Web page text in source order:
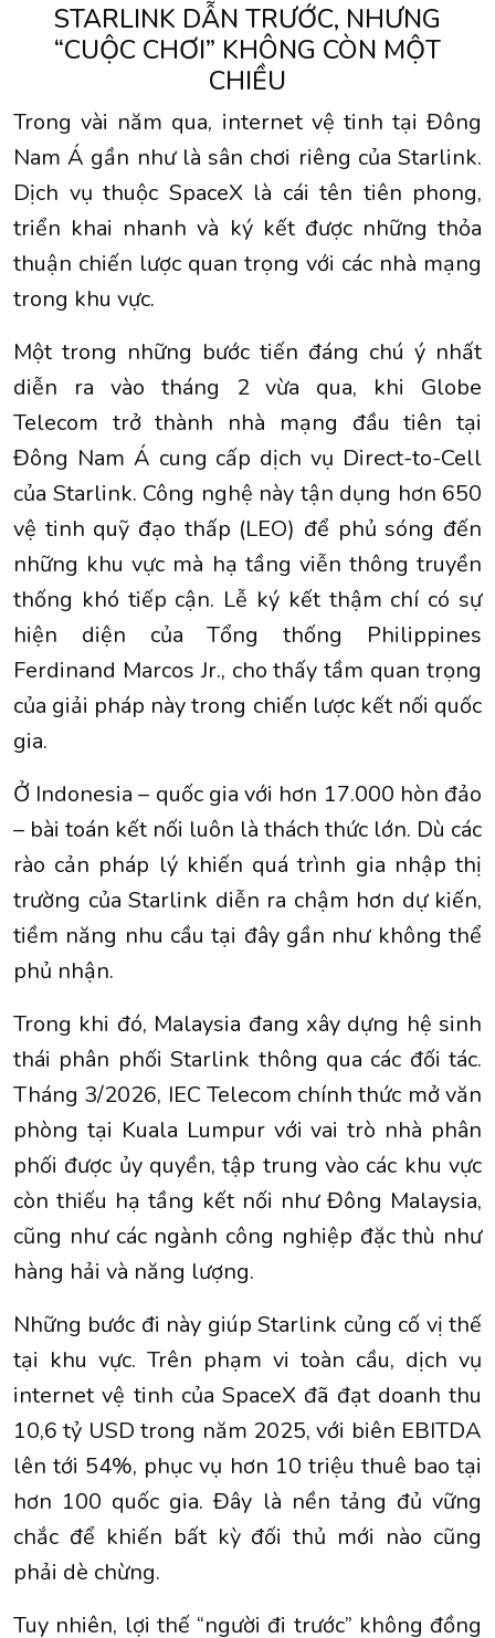
STARLINK DẪN TRƯỚC, NHƯNG
“CUỘC CHƠI” KHÔNG CÒN MỘT
CHIỀU
Trong vài năm qua, internet vệ tinh tại Đông
Nam Á gần như là sân chơi riêng của Starlink.
Dịch vụ thuộc SpaceXlà cái tên tiên phong,
triển khai nhanh và ký kết được những thỏa
thuận chiến lược quan trọng với các nhà mạng
trong khu vực.
Một trong những bước tiến đáng chú ý nhất
diễn ra vào tháng 2 vừa qua, khi Globe
Telecom trở thành nhà mạng đầu tiên tại
Đông Nam Á cung cấp dịch vụ Direct-to-Cell
của Starlink. Công nghệ này tận dụng hơn 650
vệ tinh quỹ đạo thấp (LEO) để phủ sóng đến
những khu vực mà hạ tầng viễn thông truyền
thống khó tiếp cận. Lễ ký kết thậm chí có sự
hiện diện của Tổng thống Philippines
Ferdinand Marcos Jr., cho thấy tầm quan trọng
của giải pháp này trong chiến lược kết nối quốc
gia.
Ở Indonesia – quốc gia với hơn 17.000 hòn đảo
– bài toán kết nối luôn là thách thức lớn. Dù các
rào cản pháp lý khiến quá trình gia nhập thị
trường của Starlink diễn ra chậm hơn dự kiến,
tiềm năng nhu cầu tại đây gần như không thể
phủ nhận.
Trong khi đó, Malaysia đang xây dựng hệ sinh
thái phân phối Starlink thông qua các đối tác.
Tháng 3/2026, IEC Telecom chính thức mở văn
phòng tại Kuala Lumpur với vai trò nhà phân
phối được ủy quyền, tập trung vào các khu vực
còn thiếu hạ tầng kết nối như Đông Malaysia,
cũng như các ngành công nghiệp đặc thù như
hàng hải và năng lượng.
Những bước đi này giúp Starlink củng cố vị thế
tại khu vực. Trên phạm vi toàn cầu, dịch vụ
internet vệ tinh của SpaceX đã đạt doanh thu
10,6 tỷ USD trong năm 2025, với biên EBITDA
lên tới 54%, phục vụ hơn 10 triệu thuê bao tại
hơn 100 quốc gia. Đây là nền tảng đủ vững
chắc để khiến bất kỳ đối thủ mới nào cũng
phải dè chừng.
Tuy nhiên, lợi thế “người đi trước” không đồng